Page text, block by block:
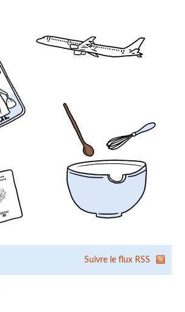
Suivre le flux RSS